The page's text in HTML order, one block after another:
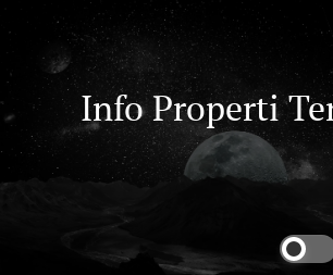
to
content
Info Properti